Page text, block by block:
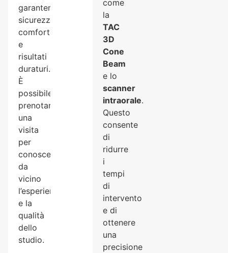
garantendo
sicurezza,
comfort
e
risultati
duraturi.
È
possibile
prenotare
una
visita
per
conoscere
da
vicino
l’esperienza
e la
qualità
dello
studio.
come
la
TAC
3D
Cone
Beam
e lo
scanner
intraorale.
Questo
consente
di
ridurre
i
tempi
di
intervento
e di
ottenere
una
precisione